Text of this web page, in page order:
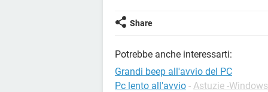
Share
Potrebbe anche interessarti:
Grandi beep all'avvio del PC
Pc lento all'avvio - Astuzie -